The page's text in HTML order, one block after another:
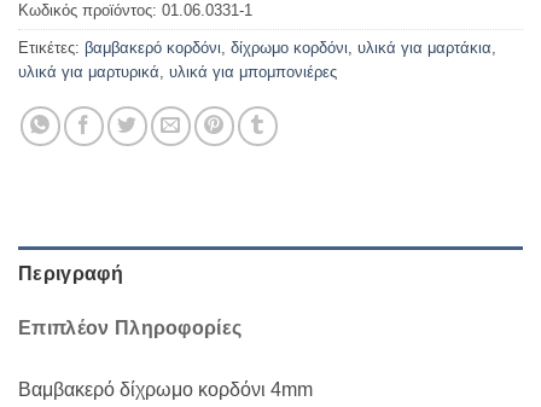
Κωδικός προϊόντος: 01.06.0331-1
Ετικέτες: βαμβακερό κορδόνι, δίχρωμο κορδόνι, υλικά για μαρτάκια,
υλικά για μαρτυρικά, υλικά για μπομπονιέρες
Περιγραφή
Επιπλέον Πληροφορίες
Βαμβακερό δίχρωμο κορδόνι 4mm